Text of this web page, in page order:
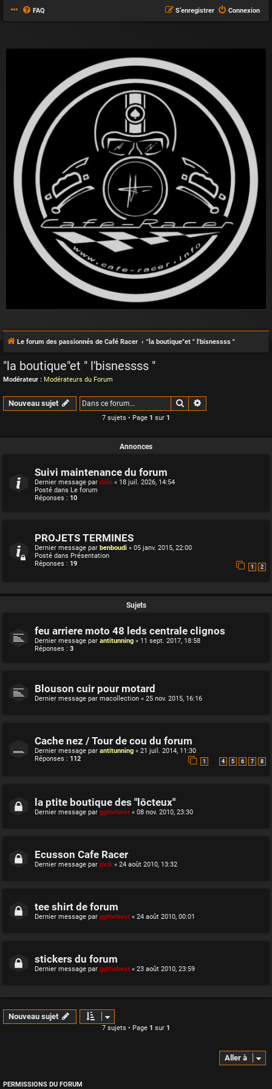
FAQ Connexion
S’enregistrer
Le forum des passionnés de Café Racer "la boutique"et " l'bisnessss "
"la boutique"et " l'bisnessss "
Modérateur : Modérateurs du Forum
Nouveau sujet Rechercher
7 sujets • Page 1 sur 1
Annonces
Suivi maintenance du forum
Dernier message par dalo « 18 juil. 2026, 14:54
Posté dans Le forum
Réponses : 10
PROJETS TERMINES
Dernier message par benboudi « 05 janv. 2015, 22:00
Posté dans Présentation
Réponses : 19 1 2
Sujets
feu arriere moto 48 leds centrale clignos
Dernier message par antitunning « 11 sept. 2017, 18:58
Réponses : 3
Blouson cuir pour motard
Dernier message par macollection « 25 nov. 2015, 16:16
Cache nez / Tour de cou du forum
Dernier message par antitunning « 21 juil. 2014, 11:30
Réponses : 112 1 4 5 6 7 8
la ptite boutique des "lôcteux"
Dernier message par ggthebest « 08 nov. 2010, 23:30
Ecusson Cafe Racer
Dernier message par jnck « 24 août 2010, 13:32
tee shirt de forum
Dernier message par ggthebest « 24 août 2010, 00:01
stickers du forum
Dernier message par ggthebest « 23 août 2010, 23:59
Nouveau sujet
7 sujets • Page 1 sur 1
Aller à
PERMISSIONS DU FORUM